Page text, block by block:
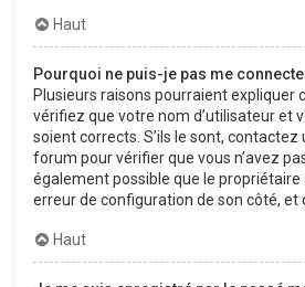
Haut
Pourquoi ne puis-je pas me
Plusieurs raisons pourraient expliquer
vérifiez que votre nom d’utilisateur et
soient corrects. S’ils le sont,
forum pour vérifier que vous n’avez
également possible que le
erreur de configuration de son côté, et
Haut